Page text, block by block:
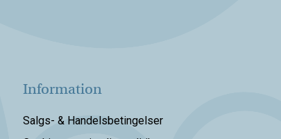
Information
Salgs- & Handelsbetingelser